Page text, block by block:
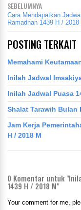
SEBELUMNYA
Cara Mendapatkan
Ramadhan 1439 H / 2018
POSTING TERKAIT
Memahami
Inilah Jadwal
Inilah Jadwal Puasa
Shalat Tarawih Bulan
Jam Kerja
H / 2018 M
0 Komentar untuk
1439 H / 2018 M"
Your comment for me,